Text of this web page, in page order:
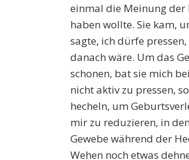
einmal die Meinung der
haben wollte. Sie kam,
sagte, ich dürfe
danach wäre. Um das
schonen, bat sie mich
nicht aktiv zu pressen,
hecheln, um
mir zu reduzieren, in
Gewebe während der
Wehen noch etwas